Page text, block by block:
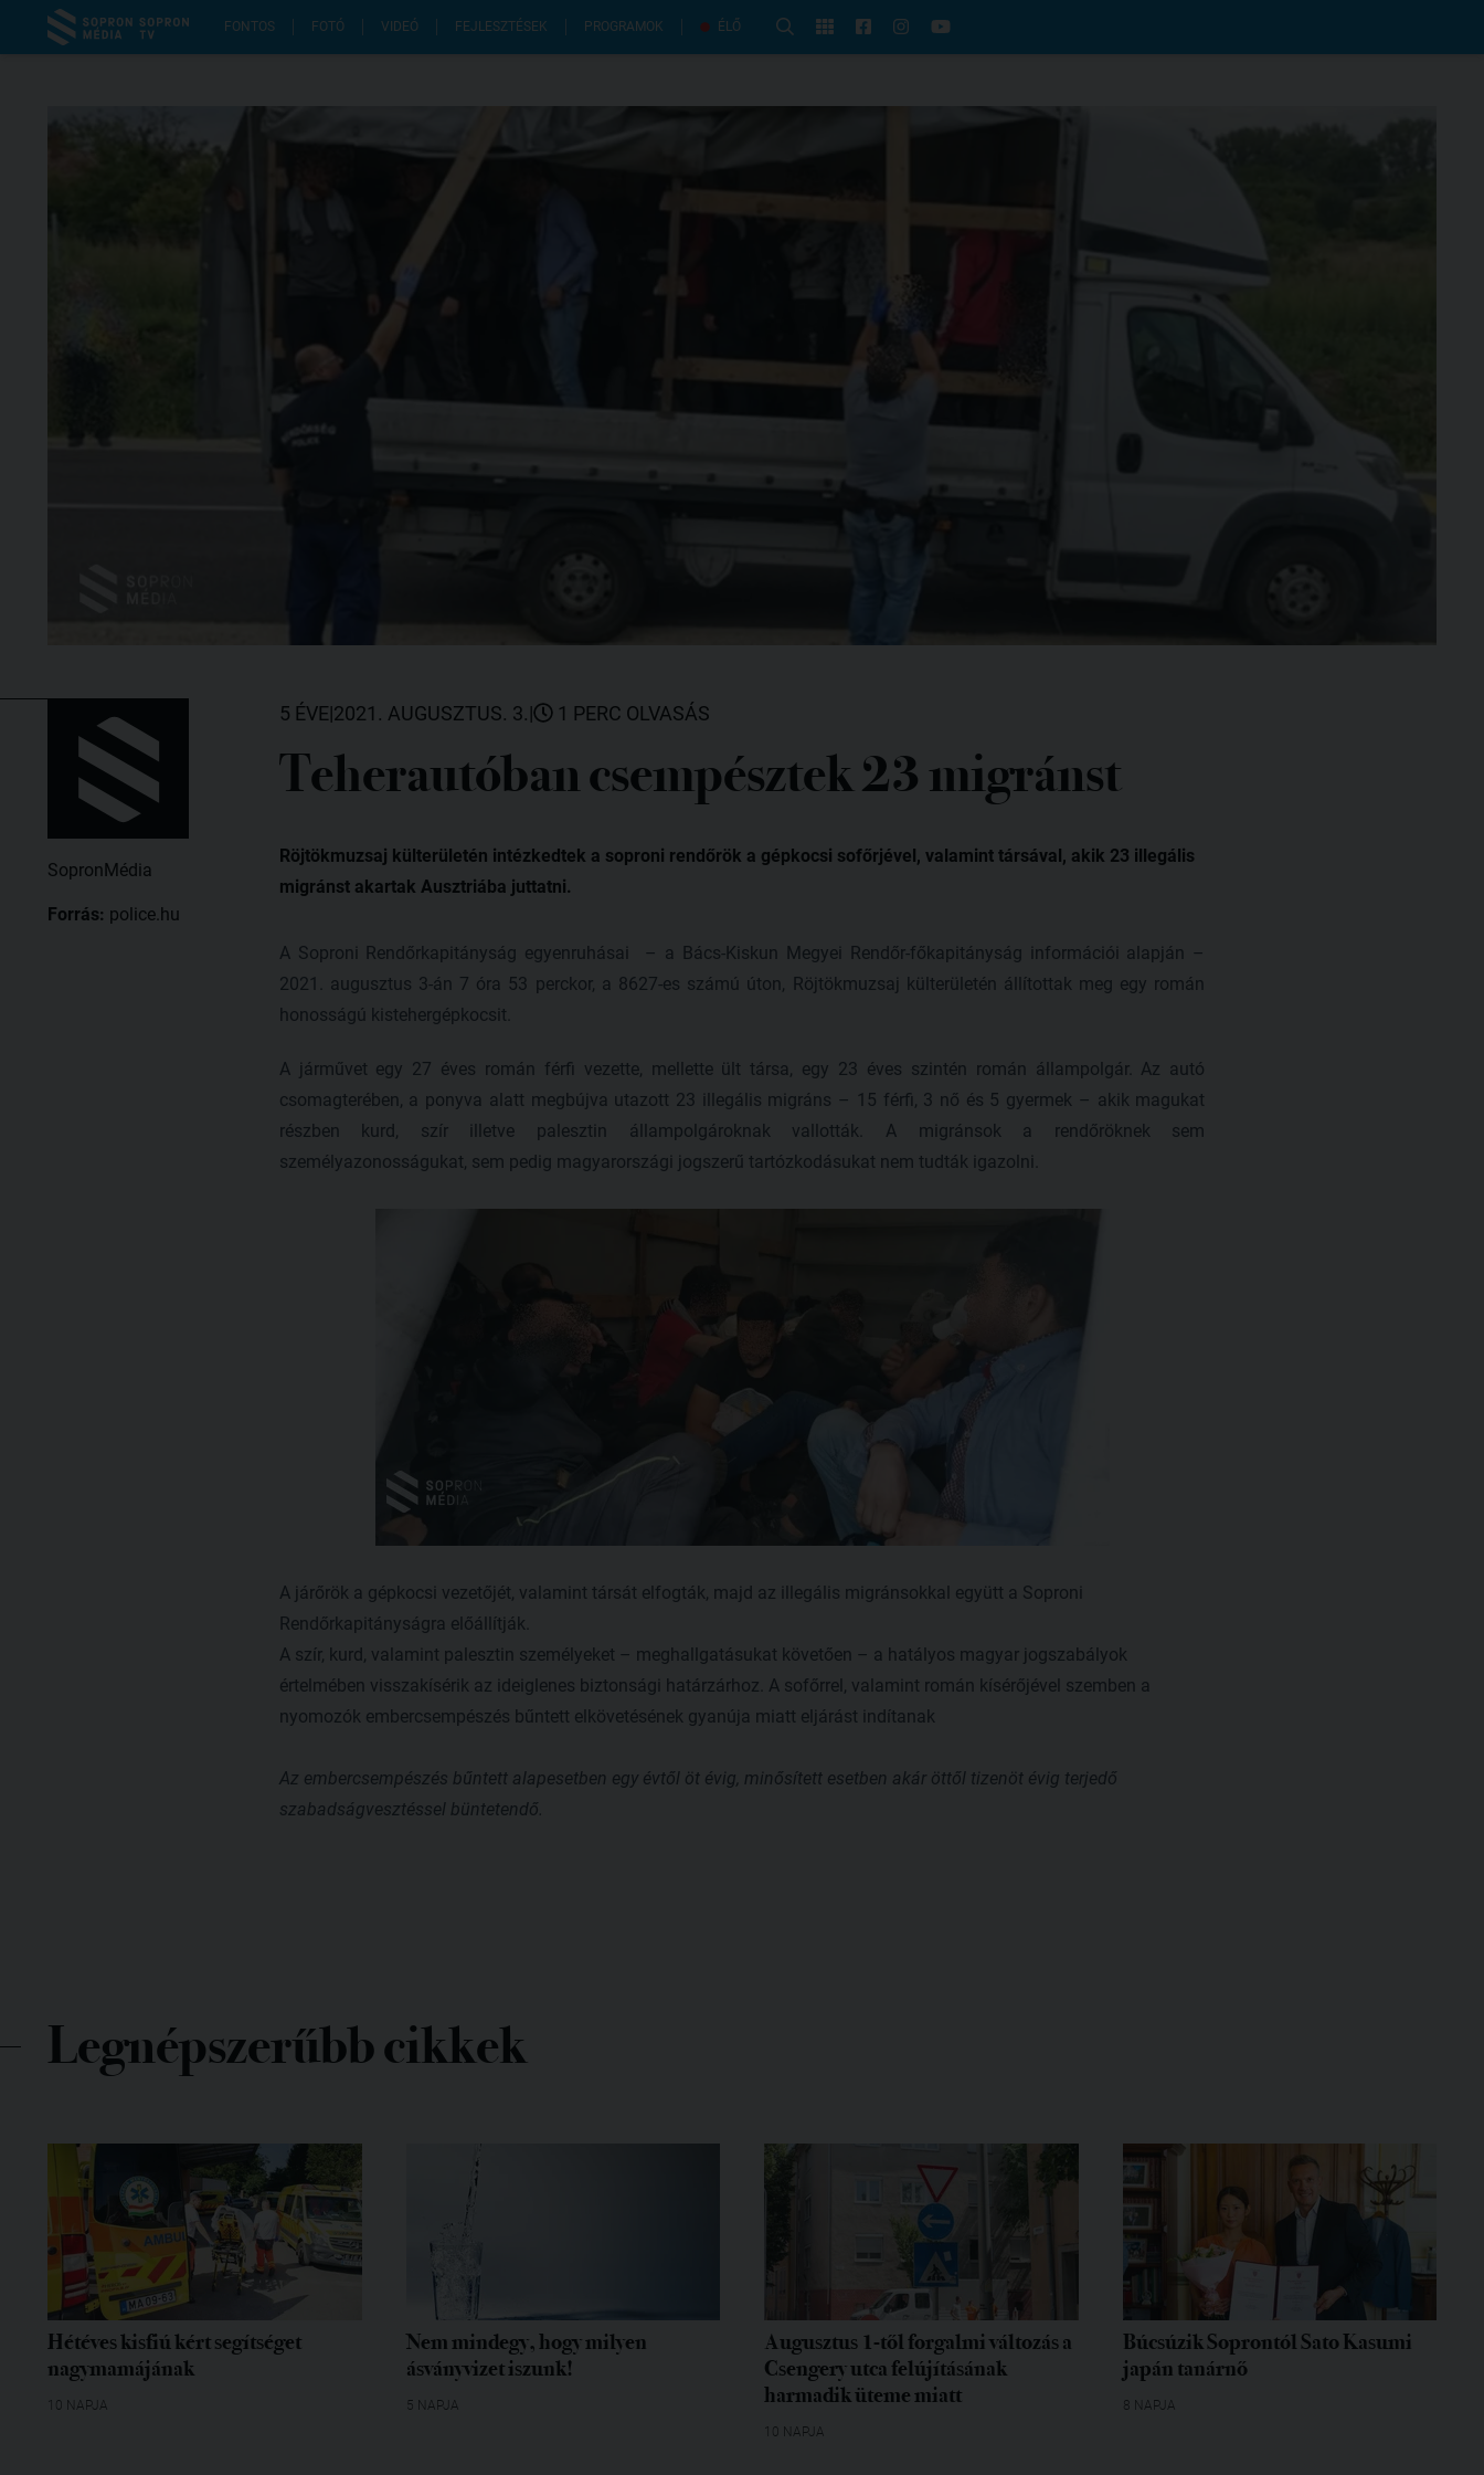
FONTOS FOTÓ VIDEÓ FEJLESZTÉSEK PROGRAMOK ÉLŐ
SopronMédia
Forrás: police.hu
5 ÉVE|2021. AUGUSZTUS. 3.| 1 PERC OLVASÁS
Teherautóban csempésztek 23 migránst
Röjtökmuzsaj külterületén intézkedtek a soproni rendőrök a gépkocsi sofőrjével, valamint társával, akik 23 illegális
migránst akartak Ausztriába juttatni.
A Soproni Rendőrkapitányság egyenruhásai – a Bács-Kiskun Megyei Rendőr-főkapitányság információi alapján –
2021. augusztus 3-án 7 óra 53 perckor, a 8627-es számú úton, Röjtökmuzsaj külterületén állítottak meg egy román
honosságú kistehergépkocsit.
A járművet egy 27 éves román férfi vezette, mellette ült társa, egy 23 éves szintén román állampolgár. Az autó
csomagterében, a ponyva alatt megbújva utazott 23 illegális migráns – 15 férfi, 3 nő és 5 gyermek – akik magukat
részben kurd, szír illetve palesztin állampolgároknak vallották. A migránsok a rendőröknek sem
személyazonosságukat, sem pedig magyarországi jogszerű tartózkodásukat nem tudták igazolni.
A járőrök a gépkocsi vezetőjét, valamint társát elfogták, majd az illegális migránsokkal együtt a Soproni
Rendőrkapitányságra előállítják.
A szír, kurd, valamint palesztin személyeket – meghallgatásukat követően – a hatályos magyar jogszabályok
értelmében visszakísérik az ideiglenes biztonsági határzárhoz. A sofőrrel, valamint román kísérőjével szemben a
nyomozók embercsempészés bűntett elkövetésének gyanúja miatt eljárást indítanak
Az embercsempészés bűntett alapesetben egy évtől öt évig, minősített esetben akár öttől tizenöt évig terjedő
szabadságvesztéssel büntetendő.
Legnépszerűbb cikkek
Hétéves kisfiú kért segítséget
nagymamájának
10 NAPJA
Nem mindegy, hogy milyen
ásványvizet iszunk!
5 NAPJA
Augusztus 1-től forgalmi változás a
Csengery utca felújításának
harmadik üteme miatt
10 NAPJA
Búcsúzik Soprontól Sato Kasumi
japán tanárnő
8 NAPJA